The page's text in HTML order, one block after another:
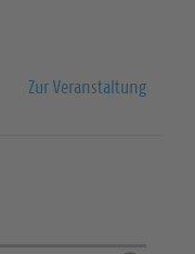
Zur Veranstaltung